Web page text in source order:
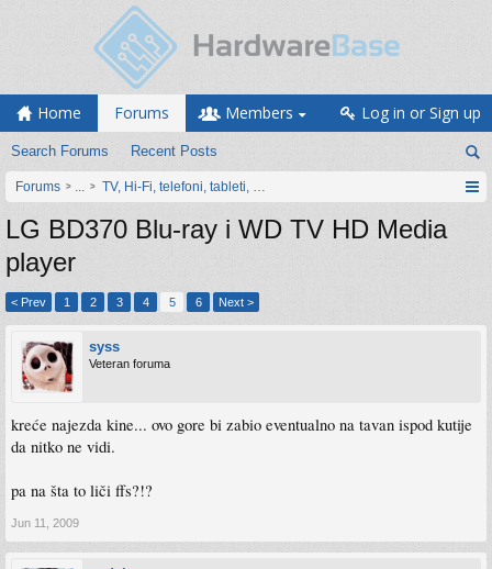
Home Forums
Search Forums Recent Posts
Members Log in or Sign up
Forums ... TV, Hi-Fi, telefoni, tableti, satovi, IoT oprema
LG BD370 Blu-ray i WD TV HD Media
player
< Prev 1 2 3 4 5 6 Next >
syss
Veteran foruma
kreće najezda kine... ovo gore bi zabio eventualno na tavan ispod kutije
da nitko ne vidi.
pa na šta to liči ffs?!?
Jun 11, 2009